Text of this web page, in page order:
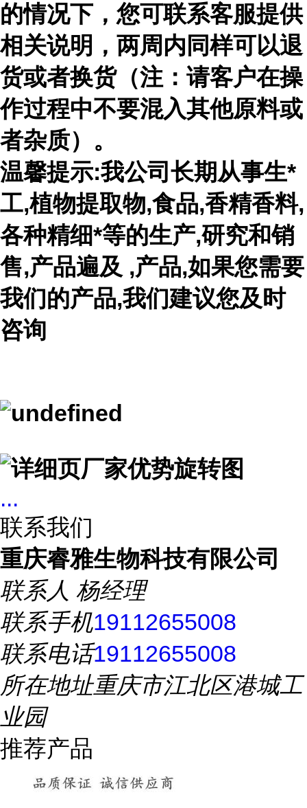
的情况下，您可联系客服提供
相关说明，两周内同样可以退
货或者换货（注：请客户在操
作过程中不要混入其他原料或
者杂质）。
温馨提示:我公司长期从事生*
工,植物提取物,食品,香精香料,
各种精细*等的生产,研究和销
售,产品遍及 ,产品,如果您需要
我们的产品,我们建议您及时
咨询
...
联系我们
重庆睿雅生物科技有限公司
联系人 杨经理
联系手机19112655008
联系电话19112655008
所在地址重庆市江北区港城工
业园
推荐产品